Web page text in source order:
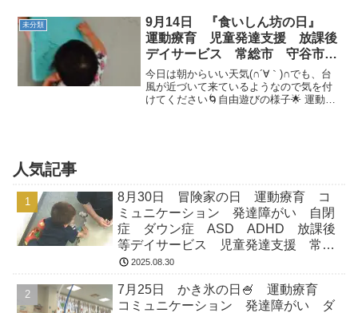
始めました。今日も元気に遊びに来てく
れました！ ...
未分類
9月14日 『食いしん坊の日』
運動療育 児童発達支援 放課後
デイサービス 常総市 守谷市
つくばみらい市 坂東市
今日は朝からいい天気(∩´∀｀)∩でも、台
風が近づいて来ているようなので気を付
けてください🌀自由遊びの様子🌟 運動遊
人気記事
8月30日 冒険家の日 運動療育 コ
ミュニケーション 発達障がい 自閉
症 ダウン症 ASD ADHD 放課後
等デイサービス 児童発達支援 常総
市 つくばみらい市 坂東市 守谷市
2025.08.30
7月25日 かき氷の日🍧 運動療育
コミュニケーション 発達障がい ダ